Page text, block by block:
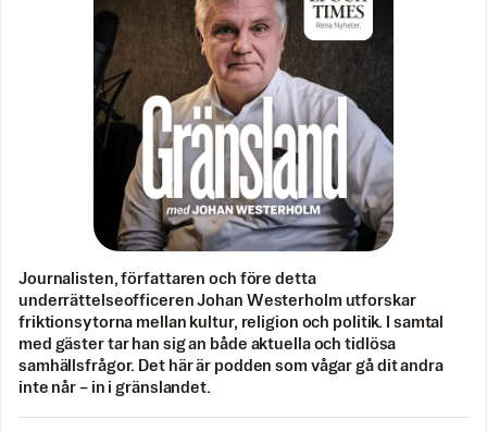
Journalisten, författaren och före detta
underrättelseofficeren Johan Westerholm utforskar
friktionsytorna mellan kultur, religion och politik. I samtal
med gäster tar han sig an både aktuella och tidlösa
samhällsfrågor. Det här är podden som vågar gå dit andra
inte når – in i gränslandet.